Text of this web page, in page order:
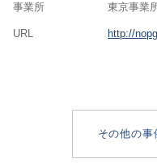
事業所 東京事業
URL http://
その他の事